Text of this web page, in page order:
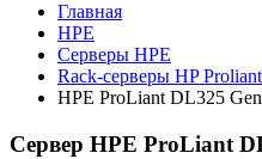
Главная
HPE
Серверы HPE
Rack-серверы HP Proliant
HPE ProLiant DL325
Сервер HPE ProLiant